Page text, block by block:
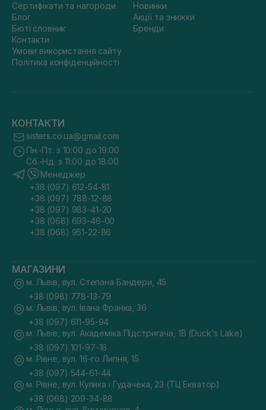
Сертифікати та нагороди
Блог
Бюті словник
Контакти
Умови використання сайту
Політика конфіденційності
Новинки
Акції та знижки
Бренди
КОНТАКТИ
sisters.co.ua@gmail.com
Пн.-Пт. з 10:00 до 19:00
Сб.-Нд. з 11:00 до 18:00
Менеджер
+38 (097) 612-54-81
+38 (097) 788-12-88
+38 (097) 983-41-20
+38 (068) 693-46-00
+38 (068) 951-22-86
МАГАЗИНИ
м. Львів, вул. Степана Бандери, 45
+38 (098) 778-13-79
м. Львів, вул. Івана Франка, 36
+38 (097) 611-95-94
м. Львів, вул. Академіка Підстригача, 1В (Duck's Lake)
+38 (097) 101-97-16
м. Рівне, вул. 16-го Липня, 15
+38 (097) 544-61-44
м. Рівне, вул. Кулика і Гудачека, 23 (ТЦ Екватор)
+38 (068) 209-34-88